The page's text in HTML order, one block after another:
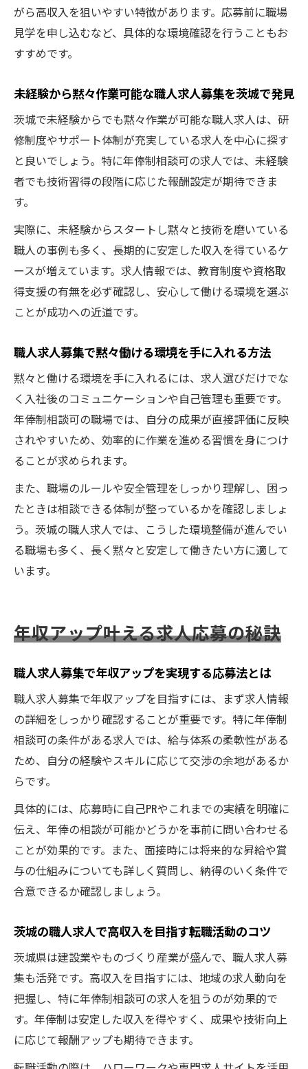
がら高収入を狙いやすい特徴があります。応募前に職場
見学を申し込むなど、具体的な環境確認を行うこともお
すすめです。
未経験から黙々作業可能な職人求人募集を茨城で発見
茨城で未経験からでも黙々作業が可能な職人求人は、研
修制度やサポート体制が充実している求人を中心に探す
と良いでしょう。特に年俸制相談可の求人では、未経験
者でも技術習得の段階に応じた報酬設定が期待できま
す。
実際に、未経験からスタートし黙々と技術を磨いている
職人の事例も多く、長期的に安定した収入を得ているケ
ースが増えています。求人情報では、教育制度や資格取
得支援の有無を必ず確認し、安心して働ける環境を選ぶ
ことが成功への近道です。
職人求人募集で黙々働ける環境を手に入れる方法
黙々と働ける環境を手に入れるには、求人選びだけでな
く入社後のコミュニケーションや自己管理も重要です。
年俸制相談可の職場では、自分の成果が直接評価に反映
されやすいため、効率的に作業を進める習慣を身につけ
ることが求められます。
また、職場のルールや安全管理をしっかり理解し、困っ
たときは相談できる体制が整っているかを確認しましょ
う。茨城の職人求人では、こうした環境整備が進んでい
る職場も多く、長く黙々と安定して働きたい方に適して
います。
年収アップ叶える求人応募の秘訣
職人求人募集で年収アップを実現する応募法とは
職人求人募集で年収アップを目指すには、まず求人情報
の詳細をしっかり確認することが重要です。特に年俸制
相談可の条件がある求人では、給与体系の柔軟性がある
ため、自分の経験やスキルに応じて交渉の余地があるか
らです。
具体的には、応募時に自己PRやこれまでの実績を明確に
伝え、年俸の相談が可能かどうかを事前に問い合わせる
ことが効果的です。また、面接時には将来的な昇給や賞
与の仕組みについても詳しく質問し、納得のいく条件で
合意できるか確認しましょう。
茨城の職人求人で高収入を目指す転職活動のコツ
茨城県は建設業やものづくり産業が盛んで、職人求人募
集も活発です。高収入を目指すには、地域の求人動向を
把握し、特に年俸制相談可の求人を狙うのが効果的で
す。年俸制は安定した収入を得やすく、成果や技術向上
に応じて報酬アップも期待できます。